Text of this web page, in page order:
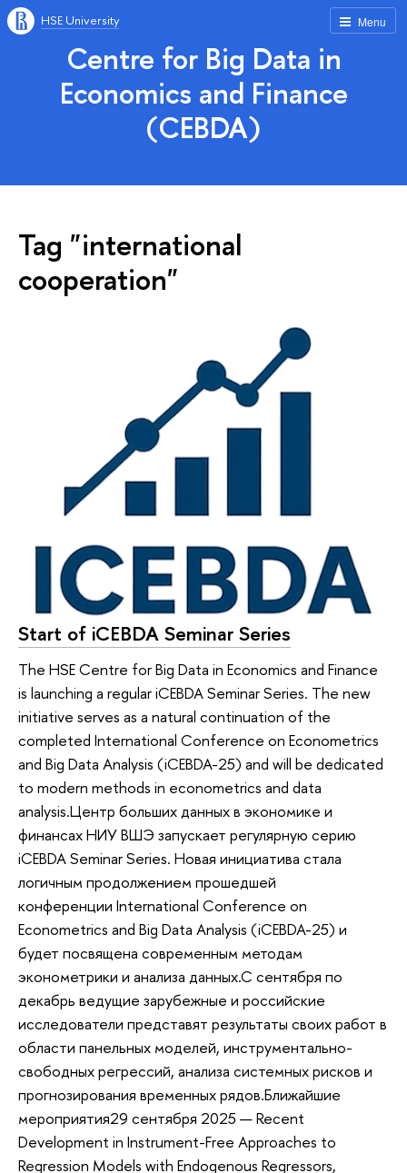
Menu
HSE University
Centre for Big Data in
Economics and Finance
(CEBDA)
Tag "international
cooperation"
Start of iCEBDA Seminar Series
The HSE Centre for Big Data in Economics and Finance
is launching a regular iCEBDA Seminar Series. The new
initiative serves as a natural continuation of the
completed International Conference on Econometrics
and Big Data Analysis (iCEBDA-25) and will be dedicated
to modern methods in econometrics and data
analysis.Центр больших данных в экономике и
финансах НИУ ВШЭ запускает регулярную серию
iCEBDA Seminar Series. Новая инициатива стала
логичным продолжением прошедшей
конференции International Conference on
Econometrics and Big Data Analysis (iCEBDA-25) и
будет посвящена современным методам
эконометрики и анализа данных.С сентября по
декабрь ведущие зарубежные и российские
исследователи представят результаты своих работ в
области панельных моделей, инструментально-
свободных регрессий, анализа системных рисков и
прогнозирования временных рядов.Ближайшие
мероприятия29 сентября 2025 — Recent
Development in Instrument-Free Approaches to
Regression Models with Endogenous Regressors,